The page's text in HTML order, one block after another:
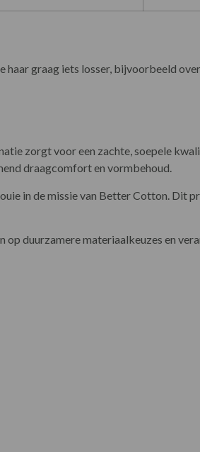
graag iets losser, bijvoorbeeld
zorgt voor een zachte, soepele
draagcomfort en vormbehoud.
in de missie van Better Cotton. Dit
op duurzamere materiaalkeuzes en